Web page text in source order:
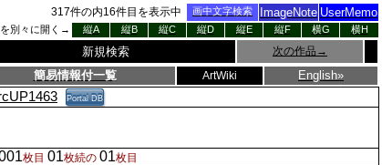
317件の内16件目を表示中 画中文字検索 ImageNote UserMemo
別々に開く→ 縦A 縦B 縦C 縦D 縦E 縦F 横G
横H
新規検索 次の作品 →
簡易情報付一覧 ArtWiki English»
Portal DB
枚目 01枚続の 01枚目